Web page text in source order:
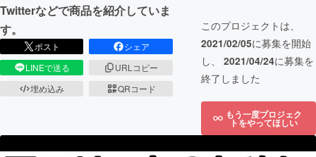
Twitterなどで商品を紹介していま
す。
ポスト
シェア
LINEで送る
URLコピー
埋め込み
QRコード
このプロジェクトは、
2021/02/05に募集を開始
し、 2021/04/24に募集を
終了しました
もう一度プロジェク
トをやってほしい